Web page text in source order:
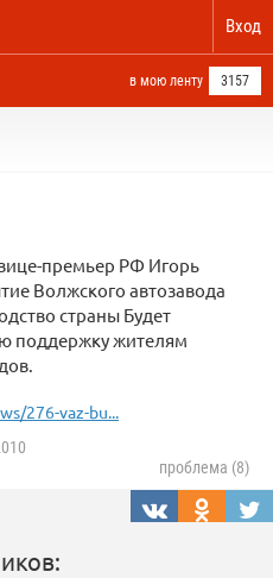
Вход
в мою ленту 3157
премьер РФ Игорь
Волжского автозавода
страны Будет
поддержку жителям
276-vaz-bu...
проблема (8)